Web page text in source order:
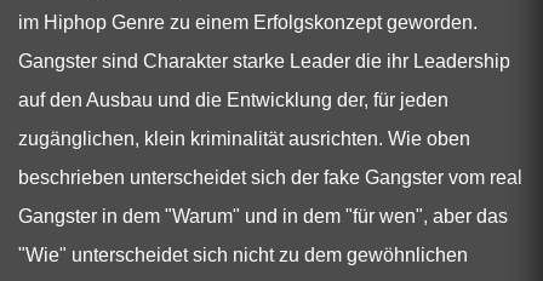
im Hiphop Genre zu einem Erfolgskonzept geworden.
Gangster sind Charakter starke Leader die ihr Leadership
auf den Ausbau und die Entwicklung der, für jeden
zugänglichen, klein kriminalität ausrichten. Wie oben
beschrieben unterscheidet sich der fake Gangster vom real
Gangster in dem "Warum" und in dem "für wen", aber das
"Wie" unterscheidet sich nicht zu dem gewöhnlichen